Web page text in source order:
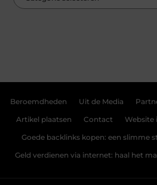
Beroemdheden Uit de Media
Artikel plaatsen Contact Website
Goede backlinks kopen: een slimme
Geld verdienen via internet: haal het